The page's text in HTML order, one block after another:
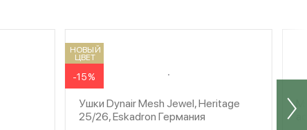
НОВЫЙ
ЦВЕТ
-15%
Ушки Dynair Mesh Jewel, Heritage
25/26, Eskadron Германия